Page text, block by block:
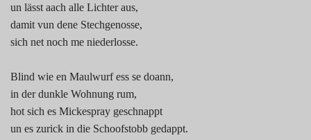
un lässt aach alle Lichter aus,
damit vun dene Stechgenosse,
sich net noch me niederlosse.
Blind wie en Maulwurf ess se doann,
in der dunkle Wohnung rum,
hot sich es Mickespray geschnappt
un es zurick in die Schoofstobb gedappt.